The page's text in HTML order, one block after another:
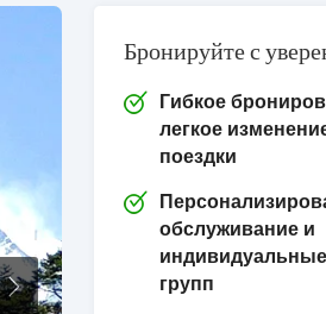
Следующая
Бронируйте с
Гибкое
легкое
поездки
обслуживание и
групп